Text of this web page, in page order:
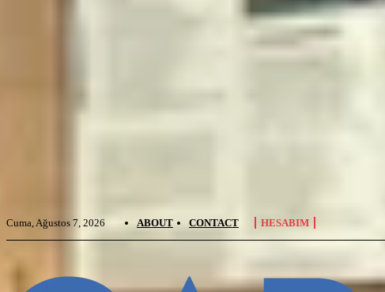
Cuma, Ağustos 7, 2026 ABOUT CONTACT HESABIM